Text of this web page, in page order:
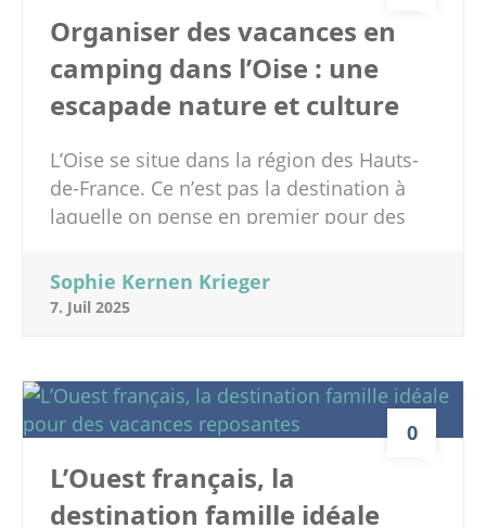
Organiser des vacances en
camping dans l’Oise : une
escapade nature et culture
L’Oise se situe dans la région des Hauts-
de-France. Ce n’est pas la destination à
laquelle on pense en premier pour des
département est riche en histoire, en
culture et il offre des paysages naturels
mobilhome ou l’attrait des logements
insolites en pleine nature nous avons ce
qu’il vous faut ! En effet, le camping de Le
Trye est une chouette adresse avec des
enfants. Nous vous invitons à découvrir
Sophie Kernen Krieger
7. Juil 2025
L’Ouest français, la
destination famille idéale
0